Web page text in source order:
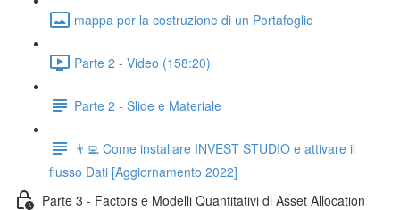
mappa per la costruzione di un Portafoglio
Parte 2 - Video (158:20)
Parte 2 - Slide e Materiale
👨‍💻 Come installare INVEST STUDIO e attivare il
flusso Dati [Aggiornamento 2022]
Parte 3 - Factors e Modelli Quantitativi di Asset Allocation